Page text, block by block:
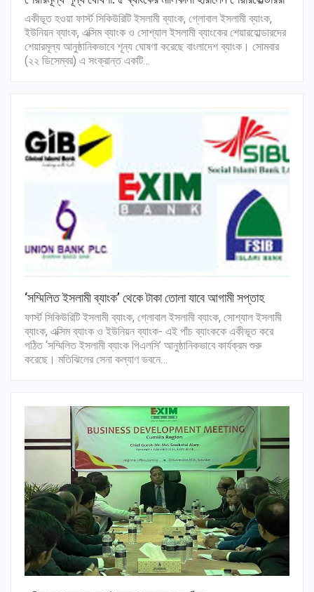
একীভূত হওয়া ফার্স্ট সিকিউরিটি ইসলামী ব্যাংক, গ্লোবাল ইসলামী ব্যাংক,
ইউনিয়ন ব্যাংক, এক্সিম ব্যাংক ও সোশ্যাল ইসলামী ব্যাংকের শেয়ারহোল্ডারদের
শেয়ারমূল্য আনুষ্ঠানিকভাবে শূন্য ঘোষণা করেছে বাংলাদেশ ব্যাংক। সোমবার
(২২ ডিসেম্বর) এ সংক্রান্ত একটি…
‘সম্মিলিত ইসলামী ব্যাংক’ থেকে টাকা তোলা যাবে আগামী সপ্তাহ
ফার্স্ট সিকিউরিটি ইসলামী ব্যাংক, গ্লোবাল ইসলামী ব্যাংক, সোশ্যাল ইসলামী
ব্যাংক, এক্সিম ব্যাংক ও ইউনিয়ন ব্যাংক- এই পাঁচ ব্যাংককে একীভূত করে
গঠিত ‘সম্মিলিত ইসলামী ব্যাংক পিএলসি’ আনুষ্ঠানিকভাবে কার্যক্রম শুরু
করেছে। মতিঝিলের সেনা কল্যাণ ভবনে…